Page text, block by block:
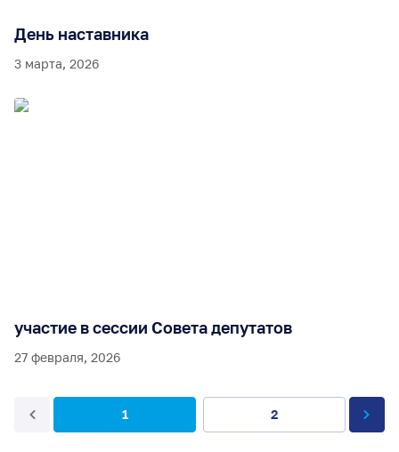
День наставника
3 марта, 2026
участие в сессии Совета депутатов
27 февраля, 2026
1 2